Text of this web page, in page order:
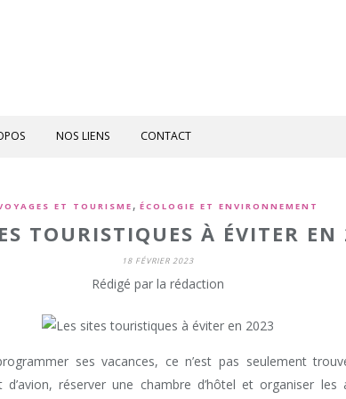
NOS LIENS CONTACT
ET TOURISME , ÉCOLOGIE ET ENVIRONNEMENT
TOURISTIQUES À ÉVITER
18 FÉVRIER 2023
Rédigé par la rédaction
ses vacances, ce n’est pas seulement
d’avion, réserver une chambre d’hôtel et organiser les